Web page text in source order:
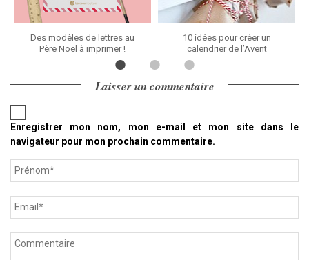
Des modèles de lettres au
Père Noël à imprimer !
10 idées pour créer un
calendrier de l’Avent
Laisser un commentaire
Enregistrer mon nom, mon e-mail et mon site dans le
navigateur pour mon prochain commentaire.